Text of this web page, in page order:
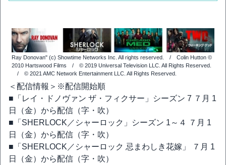
Ray Donovan" (c) Showtime Networks Inc. All rights reserved. / Colin Hutton ©
2010 Hartswood Films / © 2019 Universal Television LLC. All Rights Reserved.
/ © 2021 AMC Network Entertainment LLC. All Rights Reserved.
＜配信情報＞※配信開始順
■「レイ・ドノヴァン ザ・フィクサー」シーズン 7 ７月 1
日（金）から配信（字・吹）
■「SHERLOCK／シャーロック」シーズン 1～４ ７月 1
日（金）から配信（字・吹）
■「SHERLOCK／シャーロック 忌まわしき花嫁」 ７月 1
日（金）から配信（字・吹）